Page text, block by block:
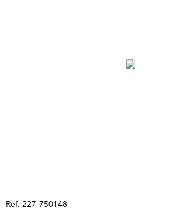
Ref. 227-750148